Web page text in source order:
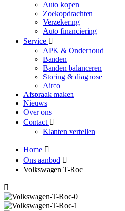
Auto kopen
Zoekopdrachten
Verzekering
Auto financiering
Service
APK & Onderhoud
Banden
Banden balanceren
Storing & diagnose
Airco
Afspraak maken
Nieuws
Over ons
Contact
Klanten vertellen
Home
Ons aanbod
Volkswagen T-Roc